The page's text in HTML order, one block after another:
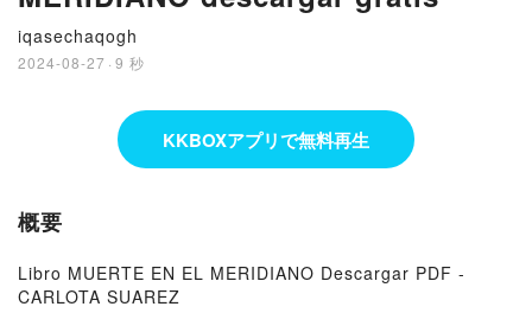
iqasechaqogh
2024-08-27 · 9 秒
KKBOXアプリで無料再生
概要
Libro MUERTE EN EL MERIDIANO Descargar PDF -
CARLOTA SUAREZ